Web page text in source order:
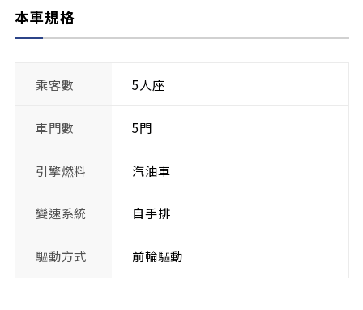
本車規格
乘客數 5人座
車門數 5門
引擎燃料 汽油車
變速系統 自手排
驅動方式 前輪驅動